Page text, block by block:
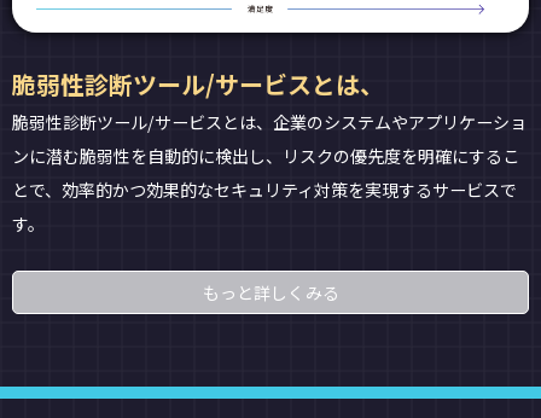
脆弱性診断ツール/サービスとは、
脆弱性診断ツール/サービスとは、企業のシステムやアプリケーショ
ンに潜む脆弱性を自動的に検出し、リスクの優先度を明確にするこ
とで、効率的かつ効果的なセキュリティ対策を実現するサービスで
す。
もっと詳しくみる